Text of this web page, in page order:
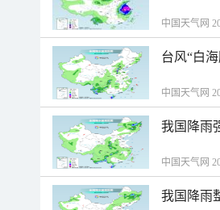
中国天气网
台风“白
中国天气网
我国降雨
中国天气网
我国降雨